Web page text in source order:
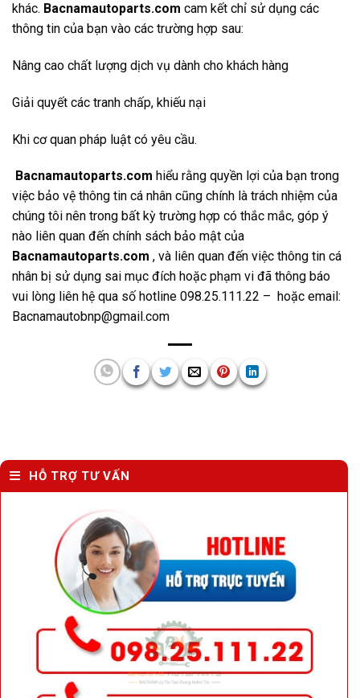
khác. Bacnamautoparts.com cam kết chỉ sử dụng các
thông tin của bạn vào các trường hợp sau:
Nâng cao chất lượng dịch vụ dành cho khách hàng
Giải quyết các tranh chấp, khiếu nại
Khi cơ quan pháp luật có yêu cầu.
Bacnamautoparts.com hiểu rằng quyền lợi của bạn trong
việc bảo vệ thông tin cá nhân cũng chính là trách nhiệm của
chúng tôi nên trong bất kỳ trường hợp có thắc mắc, góp ý
nào liên quan đến chính sách bảo mật của
Bacnamautoparts.com , và liên quan đến việc thông tin cá
nhân bị sử dụng sai mục đích hoặc phạm vi đã thông báo
vui lòng liên hệ qua số hotline 098.25.111.22 – hoặc email:
Bacnamautobnp@gmail.com
HỖ TRỢ TƯ VẤN